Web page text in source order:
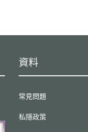
資料
常見問題
私隱政策